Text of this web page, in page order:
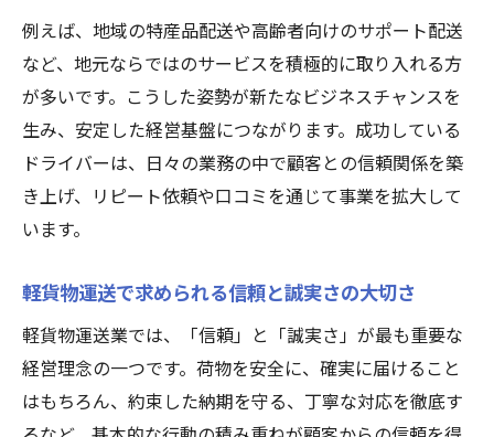
例えば、地域の特産品配送や高齢者向けのサポート配送
など、地元ならではのサービスを積極的に取り入れる方
が多いです。こうした姿勢が新たなビジネスチャンスを
生み、安定した経営基盤につながります。成功している
ドライバーは、日々の業務の中で顧客との信頼関係を築
き上げ、リピート依頼や口コミを通じて事業を拡大して
います。
軽貨物運送で求められる信頼と誠実さの大切さ
軽貨物運送業では、「信頼」と「誠実さ」が最も重要な
経営理念の一つです。荷物を安全に、確実に届けること
はもちろん、約束した納期を守る、丁寧な対応を徹底す